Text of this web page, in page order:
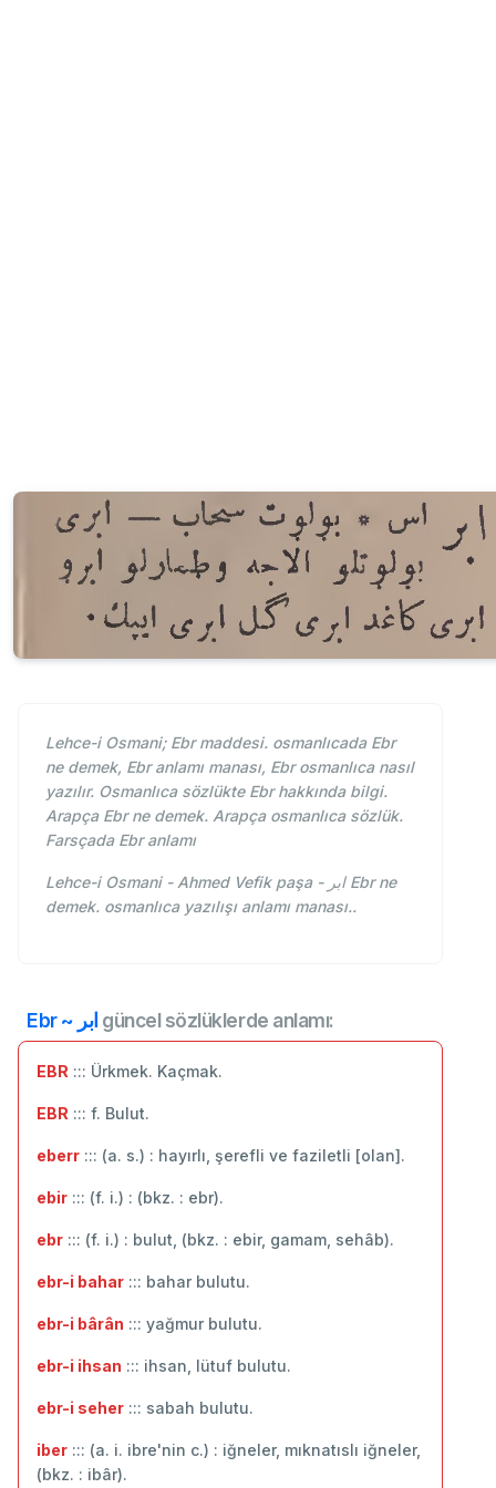
Lehce-i Osmani; Ebr maddesi. osmanlıcada Ebr
ne demek, Ebr anlamı manası, Ebr osmanlıca nasıl
yazılır. Osmanlıca sözlükte Ebr hakkında bilgi.
Arapça Ebr ne demek. Arapça osmanlıca sözlük.
Farsçada Ebr anlamı
Lehce-i Osmani - Ahmed Vefik paşa - ابر Ebr ne
demek. osmanlıca yazılışı anlamı manası..
Ebr ~ ابر güncel sözlüklerde anlamı:
EBR ::: Ürkmek. Kaçmak.
EBR ::: f. Bulut.
eberr ::: (a. s.) : hayırlı, şerefli ve faziletli [olan].
ebir ::: (f. i.) : (bkz. : ebr).
ebr ::: (f. i.) : bulut, (bkz. : ebir, gamam, sehâb).
ebr-i bahar ::: bahar bulutu.
ebr-i bârân ::: yağmur bulutu.
ebr-i ihsan ::: ihsan, lütuf bulutu.
ebr-i seher ::: sabah bulutu.
iber ::: (a. i. ibre'nin c.) : iğneler, mıknatıslı iğneler,
(bkz. : ibâr).